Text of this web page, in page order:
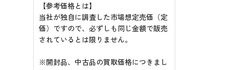
【参考価格とは】
当社が独自に調査した市場想定売価（定
価）ですので、必ずしも同じ金額で販売
されているとは限りません。
※開封品、中古品の買取価格につきまし